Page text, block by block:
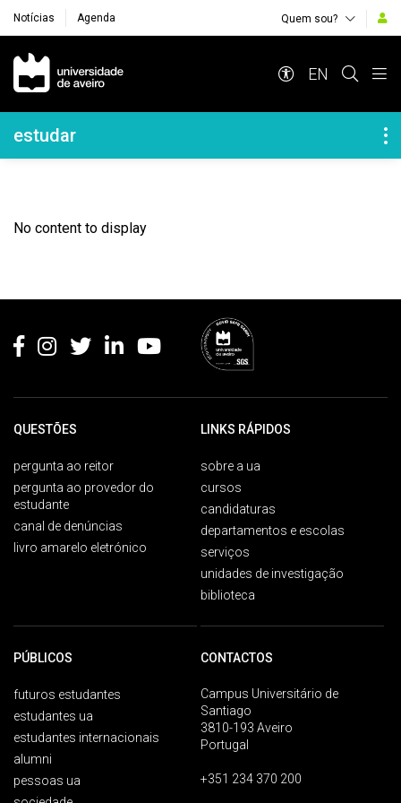
Notícias Agenda Quem sou?
Navegação Principal
EN
Navegação Lateral
estudar
No content to display
QUESTÕES
pergunta ao reitor
pergunta ao provedor do
estudante
canal de denúncias
livro amarelo eletrónico
LINKS RÁPIDOS
sobre a ua
cursos
candidaturas
departamentos e escolas
serviços
unidades de investigação
biblioteca
PÚBLICOS
futuros estudantes
estudantes ua
estudantes internacionais
alumni
pessoas ua
CONTACTOS
Campus Universitário de
Santiago
3810-193 Aveiro
Portugal
+351 234 370 200